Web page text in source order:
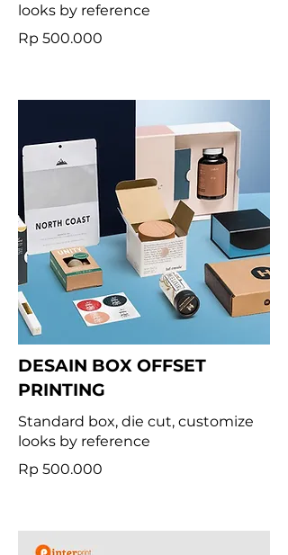
looks by reference
Rp 500.000
DESAIN BOX OFFSET
PRINTING
Standard box, die cut, customize
looks by reference
Rp 500.000